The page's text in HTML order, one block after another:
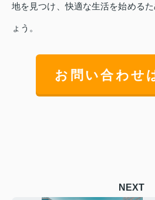
地を見つけ、快適な生活を始める
ょう。
お問い合わせ
NEXT